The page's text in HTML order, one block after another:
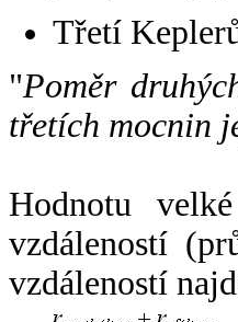
Třetí
"Poměr
třetích mocnin
Hodnotu
vzdáleností
vzdáleností